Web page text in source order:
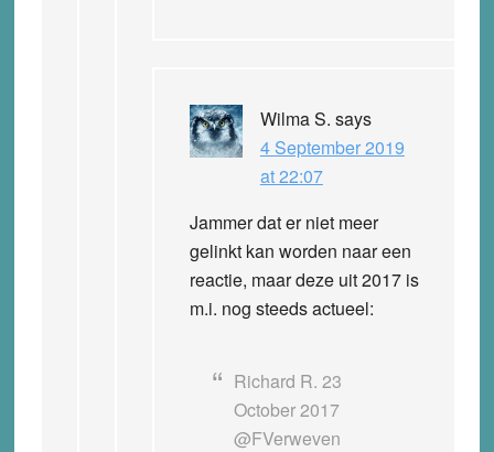
Wilma S. says
4 September 2019
at 22:07
Jammer dat er niet meer
gelinkt kan worden naar een
reactie, maar deze uit 2017 is
m.i. nog steeds actueel:
Richard R. 23
October 2017
@FVerweven